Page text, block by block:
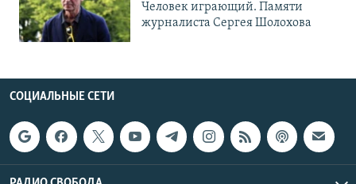
Человек играющий. Памяти
журналиста Сергея Шолохова
СОЦИАЛЬНЫЕ СЕТИ